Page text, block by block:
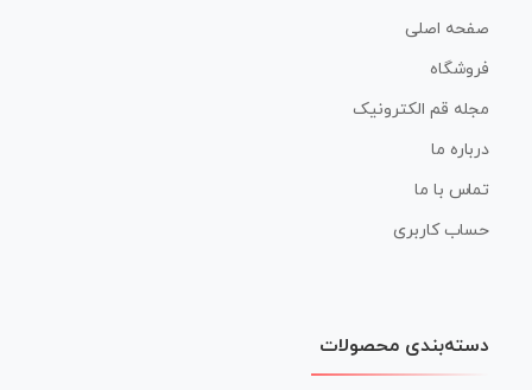
صفحه اصلی
فروشگاه
مجله قم الکترونیک
درباره ما
تماس با ما
حساب کاربری
دسته‌بندی محصولات